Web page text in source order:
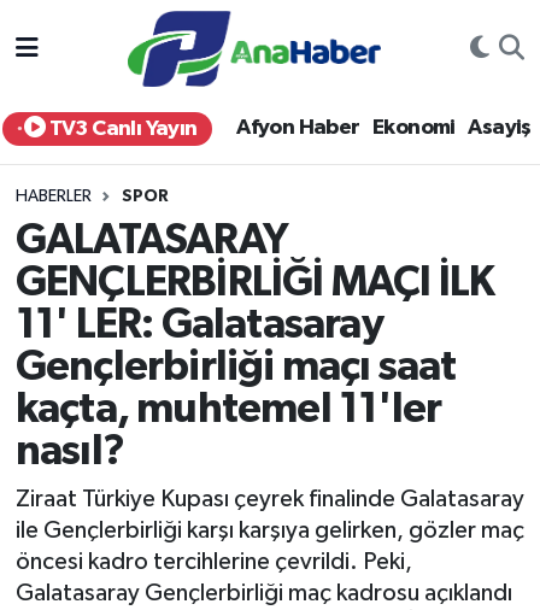
TV3 Canlı Yayın Afyon Haber Ekonomi Asayiş
HABERLER SPOR
GALATASARAY
GENÇLERBİRLİĞİ MAÇI İLK
11' LER: Galatasaray
Gençlerbirliği maçı saat
kaçta, muhtemel 11'ler
nasıl?
Ziraat Türkiye Kupası çeyrek finalinde Galatasaray
ile Gençlerbirliği karşı karşıya gelirken, gözler maç
öncesi kadro tercihlerine çevrildi. Peki,
Galatasaray Gençlerbirliği maç kadrosu açıklandı
Yurt Haber
Afyon Haber
Siyaset
Spor
Eğitim
Sağlık
Teknoloji
Kültür - Sanat
Afyonkarahisar Nöbetçi Eczaneler
Afyonkarahisar Hava Durumu
Afyonkarahisar Trafik Yoğunluk Haritası
Süper Lig Puan Durumu ve Fikstür
Tüm Manşetler
Son Dakika Haberleri
Haber Arşivi